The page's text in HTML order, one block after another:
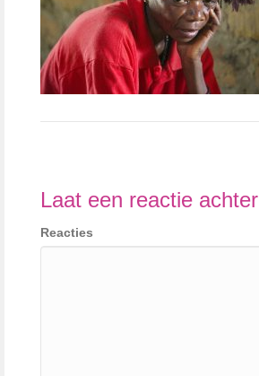
Laat een reactie achter
Reacties